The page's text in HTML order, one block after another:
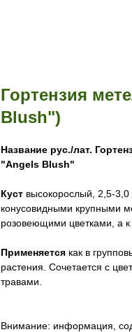
Гортензия
Blush")
Название рус./лат.
"Angels Blush"
Куст высокорослый, 2,5-3,0
конусовидными крупными
розовеющими цветками, а к
Применяется как в
растения. Сочетается с
травами.
Внимание: информация,